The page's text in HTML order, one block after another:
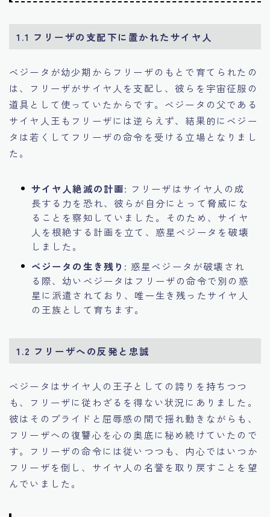
1.1 フリーザの支配下に置かれたサイヤ人
ベジータが幼少期からフリーザのもとで育てられたの
は、フリーザがサイヤ人を支配し、彼らを宇宙征服の
道具として使っていたからです。ベジータの父である
サイヤ人王もフリーザには逆らえず、結果的にベジー
タは若くしてフリーザの命令を受ける立場となりまし
た。
サイヤ人絶滅の計画: フリーザはサイヤ人の成
長する力を恐れ、彼らが自分にとって脅威にな
ることを察知していました。そのため、サイヤ
人を根絶する計画を立て、惑星ベジータを破壊
しました。
ベジータの生き残り : 惑星ベジータが破壊され
る際、幼いベジータはフリーザの命令で別の惑
星に派遣されており、唯一生き残ったサイヤ人
の王族として育ちます。
1.2 フリーザへの反発と忠誠
ベジータはサイヤ人の王子としての誇りを持ちつつ
も、フリーザに従わざるを得ない状況にありました。
彼はそのプライドと屈辱感の間で揺れ動きながらも、
フリーザへの復讐心を心の奥底に秘め続けていたので
す。フリーザの命令には従いつつも、内心ではいつか
フリーザを倒し、サイヤ人の名誉を取り戻すことを望
んでいました。